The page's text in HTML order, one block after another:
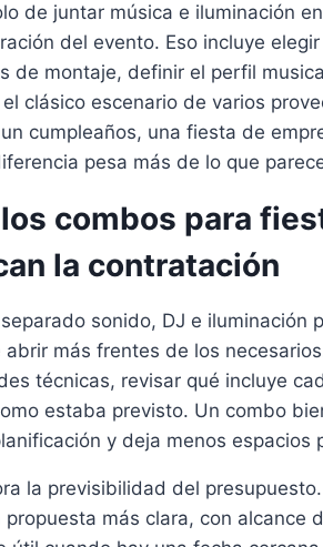
de juntar música e iluminación
del evento. Eso incluye
de montaje, definir el perfil
clásico escenario de varios
cumpleaños, una fiesta de
pesa más de lo que
combos para
la contratación
sonido, DJ e iluminación
abrir más frentes de los
técnicas, revisar qué incluye
estaba previsto. Un combo
y deja menos espacios
la previsibilidad del
propuesta más clara, con alcance